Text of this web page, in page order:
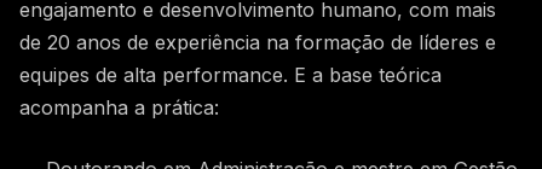
© 2026 A9 Educação · De 2016 a 2026 · Há 10 anos construindo o